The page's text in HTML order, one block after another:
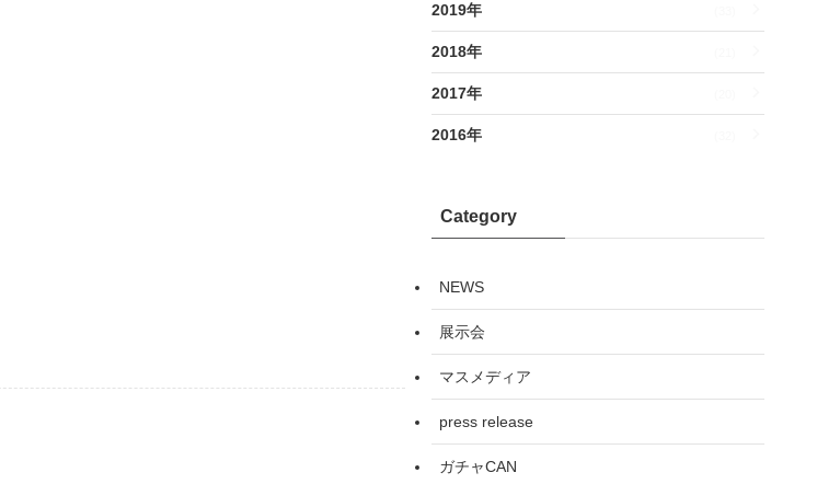
2019年
2018年
2017年
2016年
Category
NEWS
展示会
マスメディア
press release
ガチャCAN